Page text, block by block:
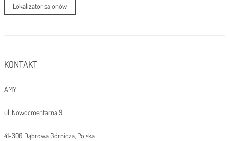
Lokalizator salonów
KONTAKT
AMY
ul. Nowocmentarna 9
41-300 Dąbrowa Górnicza, Polska